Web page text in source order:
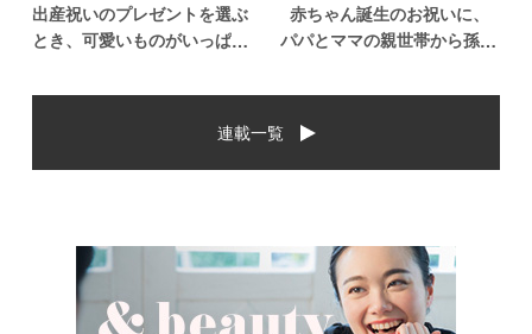
出産祝いのプレゼントを選ぶ
とき、可愛いものがいっぱい
の気持ちを込めて贈るものだ
いし、たくさん使ってもらえ
るものをプレゼントしたい。
赤ちゃん誕生のお祝いに、
パパとママの親世帯から孫誕
た場合、今現在のお祝いの相
んなものなのでしょうか。ま
た、出産祝いに関して気をつ
連載一覧